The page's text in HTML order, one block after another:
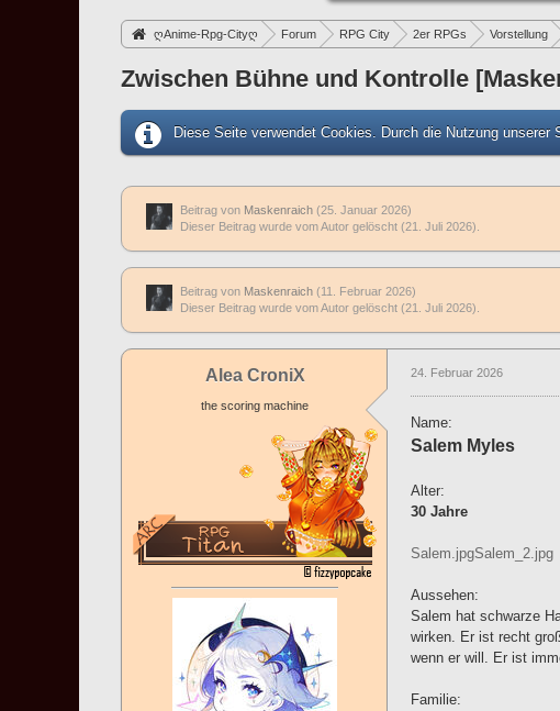
ღAnime-Rpg-Cityღ Forum RPG City 2er RPGs Vorstellung
Zwischen Bühne und Kontrolle
Diese Seite verwendet Cookies. Durch die Nutzung
Beitrag von Maskenraich (25. Januar 2026)
Dieser Beitrag wurde vom Autor gelöscht (21. Juli 2026).
Beitrag von Maskenraich (11. Februar 2026)
Dieser Beitrag wurde vom Autor gelöscht (21. Juli 2026).
Alea CroniX
the scoring machine
24. Februar 2026
Name:
Salem Myles
Alter:
30 Jahre
Salem.jpgSalem_2.jpg
Aussehen:
Salem hat schwarze
wirken. Er ist recht
wenn er will. Er ist
Familie: